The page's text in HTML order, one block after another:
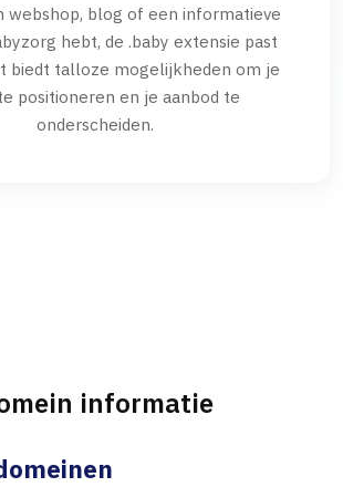
webshop, blog of een informatieve
hebt, de .baby extensie past
biedt talloze mogelijkheden om je
positioneren en je aanbod te
onderscheiden.
informatie